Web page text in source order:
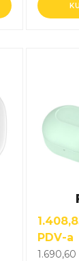
PDV-a
1.690,60
više
varijanti.
Opcije
na
stranici